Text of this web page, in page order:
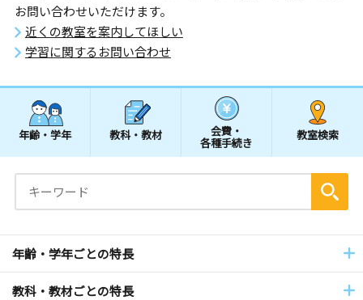
お問い合わせいただけます。
近くの教室を案内してほしい
学習に関するお問い合わせ
年齢・学年 教科・教材 会費・
各種手続き
教室検索
年齢・学年ごとの特長
教科・教材ごとの特長